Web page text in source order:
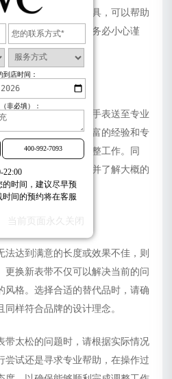
各种尺寸的针头和夹具，可以帮助
使用这些工具时，请务必小心谨
识和工具，建议将手表送至专业
业的维修人员拥有丰富的经验和专
手表的前提下完成调整工作。同
沟通清楚问题所在，并了解大概的
达到满意的长度或效果不佳，则
更换新表带不仅可以解决当前的问
风格。选择合适的替代品时，请确
样符合品牌的设计理念。
太松的问题时，请根据实际情况
尝试还是寻求专业帮助，在操作过
到店时间：
非必填）：
400-992-7093
22:00
时间，建议尽早预
间的预约将在客服
当前页面永久关闭